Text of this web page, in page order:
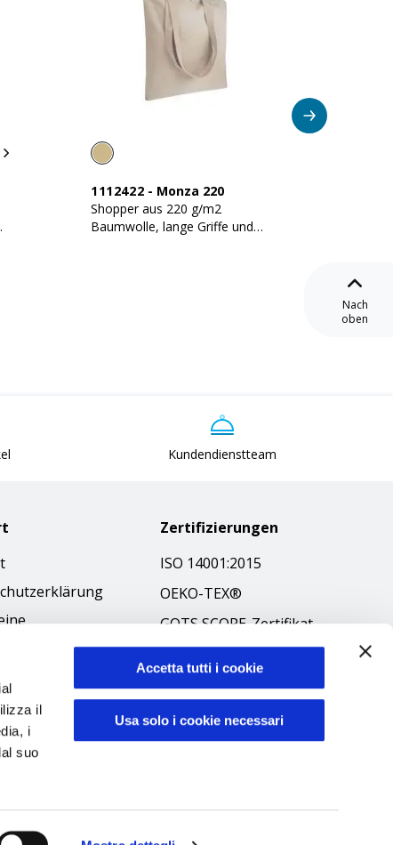
il
i
suo
Accetta tutti i cookie
Usa solo i cookie necessari
1112422 - Monza 220
Shopper aus 220 g/m2
Baumwolle, lange Griffe und
Nach
oben
Kundendienstteam
Zertifizierungen
ISO 14001:2015
OEKO-TEX®
GOTS SCOPE-Zertifikat
GRS SCOPE-Zertifikat
Umweltpolitik
Produktsicherheit